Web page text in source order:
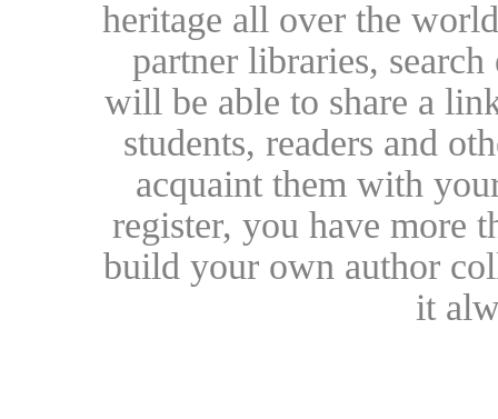
heritage all over the
partner libraries,
will be able to share a
students, readers and
acquaint them with
register, you have more
build your own author
it